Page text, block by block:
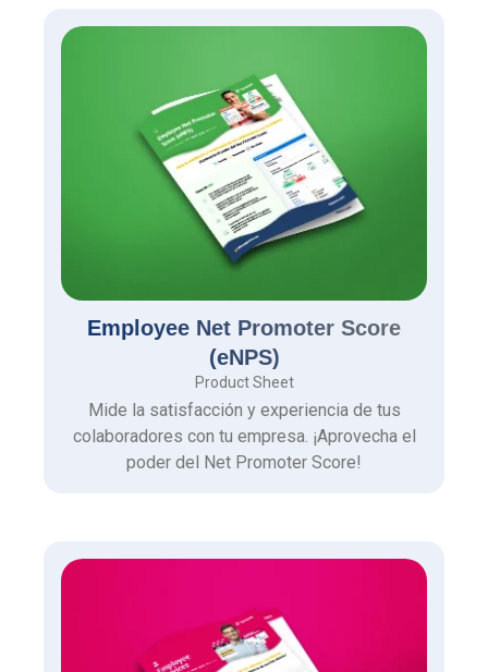
Employee Net Promoter Score
(eNPS)
Product Sheet
Mide la satisfacción y experiencia de tus
colaboradores con tu empresa. ¡Aprovecha el
poder del Net Promoter Score!